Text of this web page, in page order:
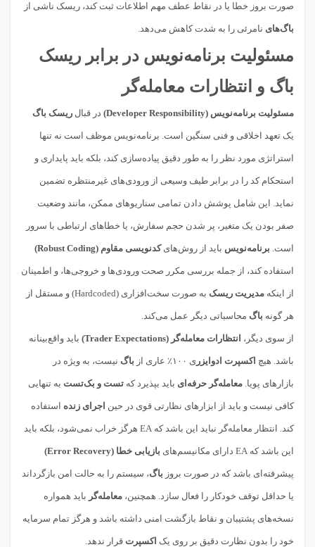
صورت بروز خطا یا در نقاط عطف مهم اطلاعات ثبت کند، ریسک ناشی از
باگ‌های نامرئی را به شدت کاهش می‌دهد.
مسئولیت برنامه‌نویس در برابر ریسک
باگ و انتظارات معامله‌گر
مسئولیت برنامه‌نویس (Developer Responsibility) در قبال ریسک باگ
یک تعهد اخلاقی و فنی سنگین است. برنامه‌نویس موظف است نه تنها
استراتژی مورد نظر را به طور دقیق پیاده‌سازی کند، بلکه باید پایداری و
استحکام کد را در برابر طیف وسیعی از ورودی‌های غیرمنتظره تضمین
نماید. این شامل پوشش دادن تمامی سناریوهای ممکن، مانند وضعیت
صفر بودن یک متغیر، پر شدن حجم سفارش، یا خطاهای ارتباطی با سرور
است. برنامه‌نویس باید از روش‌هایکدنویسی مقاوم (Robust Coding)
استفاده کند، از جمله بررسی مکرر صحت ورودی‌ها و خروجی‌ها، و اطمینان
از اینکه مدیریت ریسک به صورت سخت‌افزاری (Hardcoded) و مستقل از
هر گونه باگ محاسباتی دیگر عمل می‌کند.
از سوی دیگر، انتظارات معامله‌گر (Trader Expectations) باید واقع‌بینانه
باشد. هیچ اکسپرت ادوایزر ی ۱۰۰٪ عاری از باگ نیست، به ویژه در
بازارهای پویا. معامله‌گر حرفه‌ای باید بپذیرد که تست و بک‌تست به تنهایی
کافی نیست و باید از ابزارهای نظارتی قوی در حین اجرای زنده استفاده
کند. انتظار معامله‌گر نباید این باشد که EA هرگز خراب نمی‌شود، بلکه باید
این باشد که EA دارای مکانیسم‌های بازیابی خطا (Error Recovery)
پیشرفته‌ای باشد که در صورت بروز باگ، سیستم را به حالت امن بازگرداند
یا حداقل توقف خودکار را فعال سازد. همچنین، معامله‌گر باید همواره
نسخه‌های پشتیبان و نقاط بازگشت امنی داشته باشد و هرگز تمام سرمایه
خود را بدون نظارت دقیق بر روی یک اکسپرت قرار ندهد.